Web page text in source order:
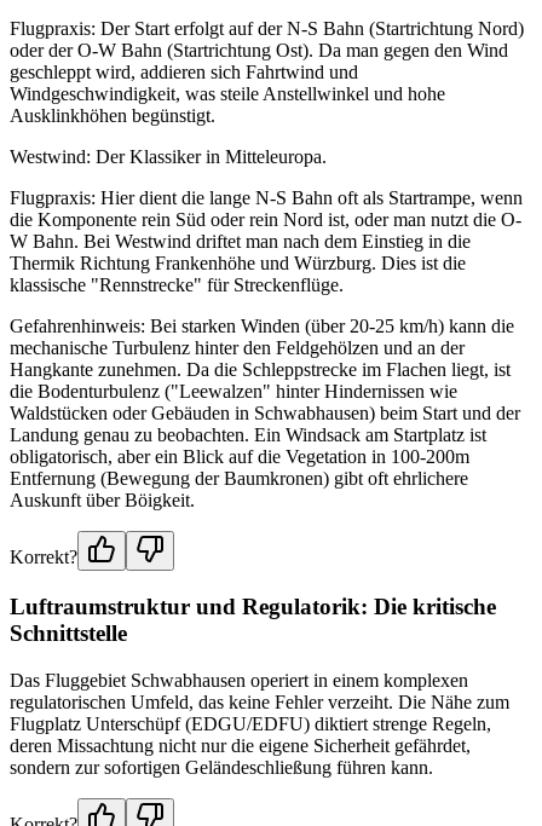
Flugpraxis: Der Start erfolgt auf der N-S Bahn (Startrichtung Nord)
oder der O-W Bahn (Startrichtung Ost). Da man gegen den Wind
geschleppt wird, addieren sich Fahrtwind und
Windgeschwindigkeit, was steile Anstellwinkel und hohe
Ausklinkhöhen begünstigt.
Westwind: Der Klassiker in Mitteleuropa.
Flugpraxis: Hier dient die lange N-S Bahn oft als Startrampe, wenn
die Komponente rein Süd oder rein Nord ist, oder man nutzt die O-
W Bahn. Bei Westwind driftet man nach dem Einstieg in die
Thermik Richtung Frankenhöhe und Würzburg. Dies ist die
klassische "Rennstrecke" für Streckenflüge.
Gefahrenhinweis: Bei starken Winden (über 20-25 km/h) kann die
mechanische Turbulenz hinter den Feldgehölzen und an der
Hangkante zunehmen. Da die Schleppstrecke im Flachen liegt, ist
die Bodenturbulenz ("Leewalzen" hinter Hindernissen wie
Waldstücken oder Gebäuden in Schwabhausen) beim Start und der
Landung genau zu beobachten. Ein Windsack am Startplatz ist
obligatorisch, aber ein Blick auf die Vegetation in 100-200m
Entfernung (Bewegung der Baumkronen) gibt oft ehrlichere
Auskunft über Böigkeit.
Korrekt?
Luftraumstruktur und Regulatorik: Die kritische
Schnittstelle
Das Fluggebiet Schwabhausen operiert in einem komplexen
regulatorischen Umfeld, das keine Fehler verzeiht. Die Nähe zum
Flugplatz Unterschüpf (EDGU/EDFU) diktiert strenge Regeln,
deren Missachtung nicht nur die eigene Sicherheit gefährdet,
sondern zur sofortigen Geländeschließung führen kann.